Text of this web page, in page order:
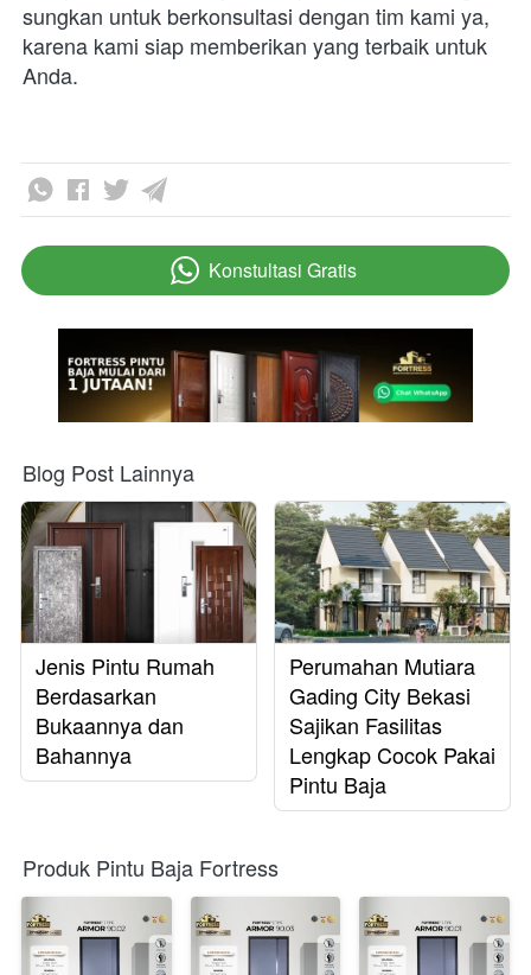
sungkan untuk berkonsultasi dengan tim kami ya,
karena kami siap memberikan yang terbaik untuk
Anda.
` Konstultasi Gratis
Blog Post Lainnya
Jenis Pintu Rumah
Berdasarkan
Bukaannya dan
Bahannya
Perumahan Mutiara
Gading City Bekasi
Sajikan Fasilitas
Lengkap Cocok Pakai
Pintu Baja
Produk Pintu Baja Fortress